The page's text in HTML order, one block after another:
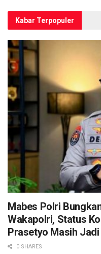
Kabar Terpopuler
Mabes Polri
Wakapolri, Status
Prasetyo Masih Jadi
0 SHARES